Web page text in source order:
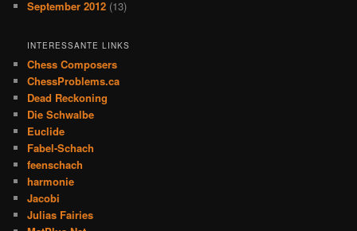
September 2012 (13)
INTERESSANTE LINKS
Chess Composers
ChessProblems.ca
Dead Reckoning
Die Schwalbe
Euclide
Fabel-Schach
feenschach
harmonie
Jacobi
Julias Fairies